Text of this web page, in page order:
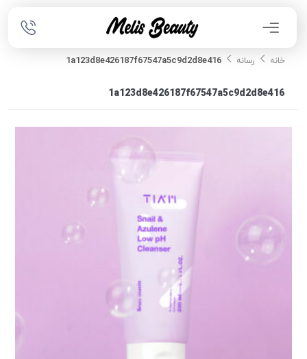
خانه رسانه 1a123d8e426187f67547a5c9d2d8e416
1a123d8e426187f67547a5c9d2d8e416